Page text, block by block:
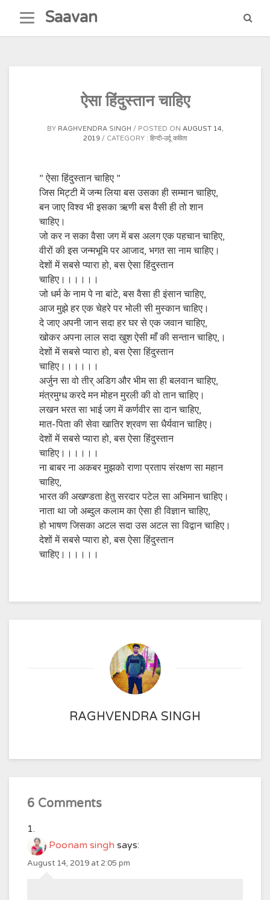
content
Saavan
ऐसा हिंदुस्तान चाहिए
BY RAGHVENDRA SINGH POSTED ON AUGUST 14,
2019
CATEGORY : हिन्दी-उर्दू कविता
” ऐसा हिंदुस्तान चाहिए ”
जिस मिट्टी में जन्म लिया बस उसका ही सम्मान चाहिए,
बन जाए विश्व भी इसका ऋणी बस वैसी ही तो शान
चाहिए।
जो कर न सका वैसा जग में बस अलग एक पहचान चाहिए,
वीरों की इस जन्मभूमि पर आजाद, भगत सा नाम चाहिए।
देशों में सबसे प्यारा हो, बस ऐसा हिंदुस्तान
चाहिए।।।।।।
जो धर्म के नाम पे ना बांटे, बस वैसा ही इंसान चाहिए,
आज मुझे हर एक चेहरे पर भोली सी मुस्कान चाहिए।
दे जाए अपनी जान सदा हर घर से एक जवान चाहिए,
खोकर अपना लाल सदा खुश ऐसी माँ की सन्तान चाहिए,।
देशों में सबसे प्यारा हो, बस ऐसा हिंदुस्तान
चाहिए।।।।।।
अर्जुन सा वो तीर् अडिग और भीम सा ही बलवान चाहिए,
मंत्रमुग्ध करदे मन मोहन मुरली की वो तान चाहिए।
लखन भरत सा भाई जग में कर्णवीर सा दान चाहिए,
मात-पिता की सेवा खातिर श्रवण सा धैर्यवान चाहिए।
देशों में सबसे प्यारा हो, बस ऐसा हिंदुस्तान
चाहिए।।।।।।
ना बाबर ना अकबर मुझको राणा प्रताप संरक्षण सा महान
चाहिए,
भारत की अखण्डता हेतु सरदार पटेल सा अभिमान चाहिए।
नाता था जो अब्दुल कलाम का ऐसा ही विज्ञान चाहिए,
हो भाषण जिसका अटल सदा उस अटल सा विद्वान चाहिए।
देशों में सबसे प्यारा हो, बस ऐसा हिंदुस्तान
चाहिए।।।।।।
RAGHVENDRA SINGH
6 Comments
Poonam singh says:
August 14, 2019 at 2:05 pm